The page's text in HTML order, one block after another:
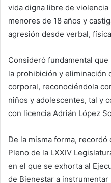
vida digna libre de violencia
menores de 18 años y
agresión desde verbal,
Consideró fundamental que
la prohibición y eliminación
corporal, reconociéndola
niños y adolescentes, tal y
con licencia Adrián López
De la misma forma,
Pleno de la LXXIV
en el que se exhorta al
de Bienestar a